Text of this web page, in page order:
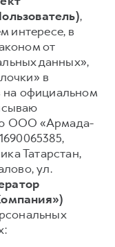
X
₽
000 ₽
,
интересе, в
от
данных»,
в
на официальном
ООО «Армада-
Татарстан,
ул.